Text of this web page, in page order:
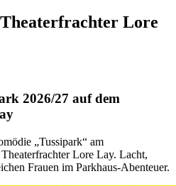
Lore
2026/27 auf dem
„Tussipark“ am
Lore Lay. Lacht,
Frauen im Parkhaus-Abenteuer.